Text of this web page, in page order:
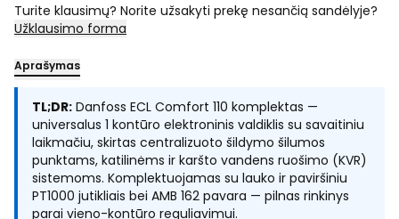
Turite klausimų? Norite užsakyti prekę nesančią sandėlyje?
Užklausimo forma
Aprašymas
TL;DR: Danfoss ECL Comfort 110 komplektas —
universalus 1 kontūro elektroninis valdiklis su savaitiniu
laikmačiu, skirtas centralizuoto šildymo šilumos
punktams, katilinėms ir karšto vandens ruošimo (KVR)
sistemoms. Komplektuojamas su lauko ir paviršiniu
PT1000 jutikliais bei AMB 162 pavara — pilnas rinkinys
parai vieno-kontūro reguliavimui.